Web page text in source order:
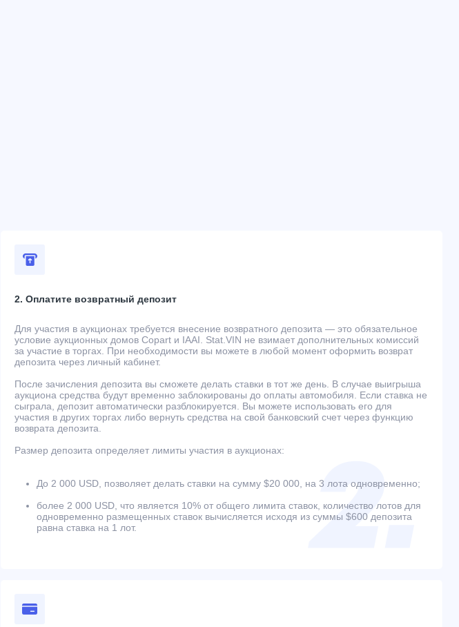
2. Оплатите возвратный депозит
Для участия в аукционах требуется внесение возвратного депозита — это обязательное
условие аукционных домов Copart и IAAI. Stat.VIN не взимает дополнительных комиссий
за участие в торгах. При необходимости вы можете в любой момент оформить возврат
депозита через личный кабинет.
После зачисления депозита вы сможете делать ставки в тот же день. В случае выигрыша
аукциона средства будут временно заблокированы до оплаты автомобиля. Если ставка не
сыграла, депозит автоматически разблокируется. Вы можете использовать его для
участия в других торгах либо вернуть средства на свой банковский счет через функцию
возврата депозита.
Размер депозита определяет лимиты участия в аукционах:
До 2 000 USD, позволяет делать ставки на сумму $20 000, на 3 лота одновременно;
более 2 000 USD, что является 10% от общего лимита ставок, количество лотов для
одновременно размещенных ставок вычисляется исходя из суммы $600 депозита
равна ставка на 1 лот.